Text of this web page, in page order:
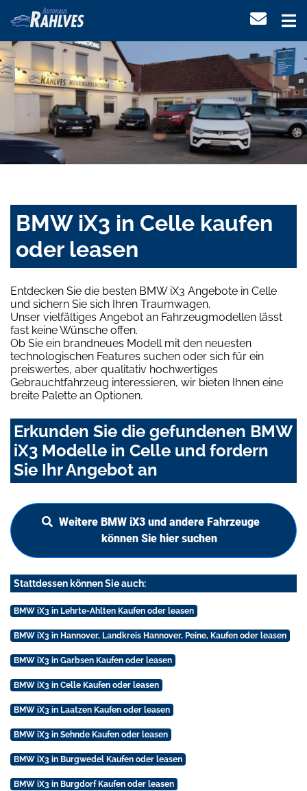
BMW iX3 in Celle kaufen
oder leasen
Entdecken Sie die besten BMW iX3 Angebote in Celle
und sichern Sie sich Ihren Traumwagen.
Unser vielfältiges Angebot an Fahrzeugmodellen lässt
fast keine Wünsche offen.
Ob Sie ein brandneues Modell mit den neuesten
technologischen Features suchen oder sich für ein
preiswertes, aber qualitativ hochwertiges
Gebrauchtfahrzeug interessieren, wir bieten Ihnen eine
breite Palette an Optionen.
Erkunden Sie die gefundenen BMW
iX3 Modelle in Celle und fordern
Sie Ihr Angebot an
Weitere BMW iX3 und andere Fahrzeuge
können Sie hier suchen
Stattdessen können Sie auch:
BMW iX3 in Lehrte-Ahlten Kaufen oder leasen
BMW iX3 in Hannover, Landkreis Hannover, Peine, Kaufen oder leasen
BMW iX3 in Garbsen Kaufen oder leasen
BMW iX3 in Celle Kaufen oder leasen
BMW iX3 in Laatzen Kaufen oder leasen
BMW iX3 in Sehnde Kaufen oder leasen
BMW iX3 in Burgwedel Kaufen oder leasen
BMW iX3 in Burgdorf Kaufen oder leasen